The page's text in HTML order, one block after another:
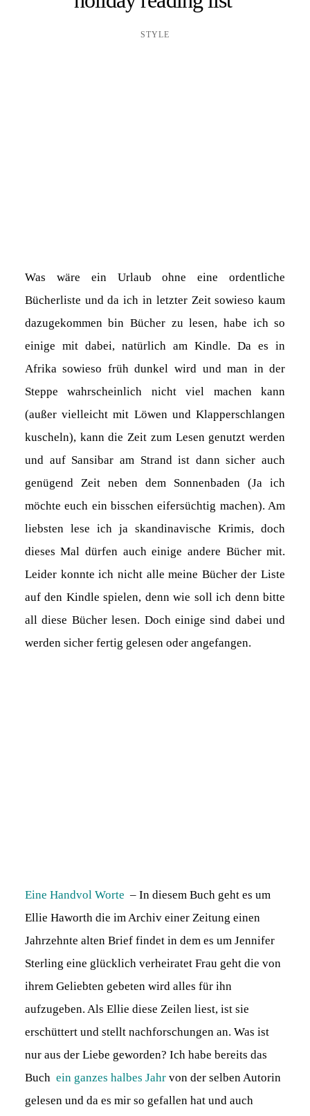
STYLE
Was wäre ein Urlaub ohne eine ordentliche
Bücherliste und da ich in letzter Zeit sowieso kaum
dazugekommen bin Bücher zu lesen, habe ich so
einige mit dabei, natürlich am Kindle. Da es in
Afrika sowieso früh dunkel wird und man in der
Steppe wahrscheinlich nicht viel machen kann
(außer vielleicht mit Löwen und Klapperschlangen
kuscheln), kann die Zeit zum Lesen genutzt werden
und auf Sansibar am Strand ist dann sicher auch
genügend Zeit neben dem Sonnenbaden (Ja ich
möchte euch ein bisschen eifersüchtig machen). Am
liebsten lese ich ja skandinavische Krimis, doch
dieses Mal dürfen auch einige andere Bücher mit.
Leider konnte ich nicht alle meine Bücher der Liste
auf den Kindle spielen, denn wie soll ich denn bitte
all diese Bücher lesen. Doch einige sind dabei und
werden sicher fertig gelesen oder angefangen.
Eine Handvol Worte – In diesem Buch geht es um
Ellie Haworth die im Archiv einer Zeitung einen
Jahrzehnte alten Brief findet in dem es um Jennifer
Sterling eine glücklich verheiratet Frau geht die von
ihrem Geliebten gebeten wird alles für ihn
aufzugeben. Als Ellie diese Zeilen liest, ist sie
erschüttert und stellt nachforschungen an. Was ist
nur aus der Liebe geworden? Ich habe bereits das
Buch ein ganzes halbes Jahr von der selben Autorin
gelesen und da es mir so gefallen hat und auch